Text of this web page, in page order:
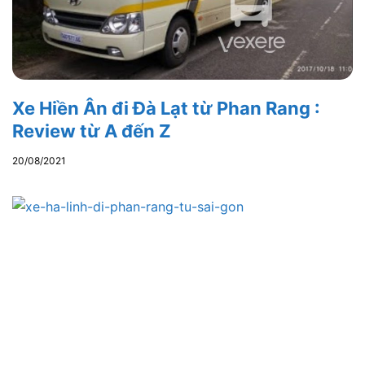
Xe Hiền Ân đi Đà Lạt từ Phan Rang :
Review từ A đến Z
20/08/2021